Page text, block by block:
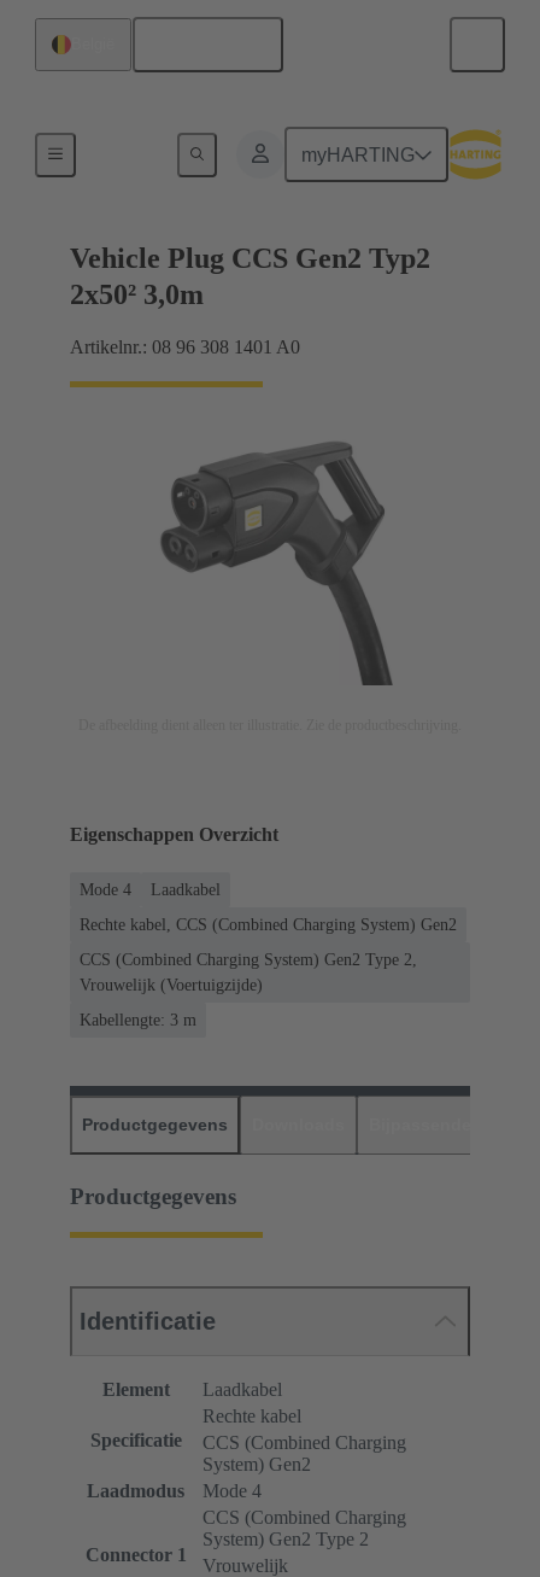
myHARTING
Vehicle Plug CCS Gen2 Typ2
2x50² 3,0m
Artikelnr.: 08 96 308 1401 A0
Eigenschappen Overzicht
Mode 4
Laadkabel
Rechte kabel, CCS (Combined Charging System) Gen2
CCS (Combined Charging System) Gen2 Type 2,
Vrouwelijk (Voertuigzijde)
Kabellengte: 3 m
Productgegevens
Productgegevens
Identificatie
Element Laadkabel
Specificatie
Rechte kabel
CCS (Combined Charging
System) Gen2
Laadmodus
Mode 4
Connector 1
CCS (Combined Charging
System) Gen2 Type 2
Vrouwelijk